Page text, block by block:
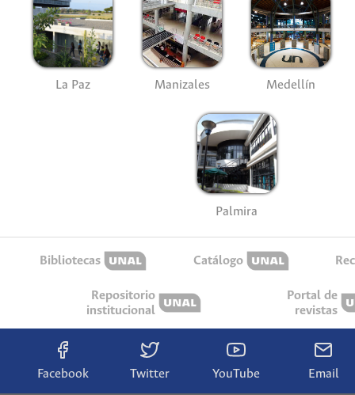
La Paz Manizales Medellín
Palmira
Bibliotecas Catálogo
Repositorio
institucional
Portal de
revistas
Facebook Twitter YouTube Email